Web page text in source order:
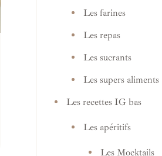
Les farines
Les repas
Les sucrants
Les supers aliments
Les recettes IG bas
Les apéritifs
Les Mocktails